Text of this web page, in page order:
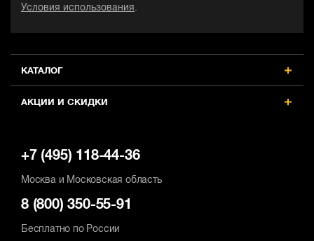
КАТАЛОГ
АКЦИИ И СКИДКИ
Условия использования .
+7 (495) 118-44-36
Москва и Московская область
8 (800) 350-55-91
Бесплатно по России